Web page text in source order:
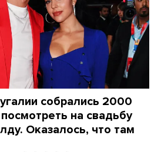
собрались 2000
на свадьбу
Оказалось, что там